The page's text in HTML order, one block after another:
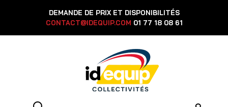
DEMANDE DE PRIX ET DISPONIBILITÉS
CONTACT@IDEQUIP.COM 01 77 18 08 61